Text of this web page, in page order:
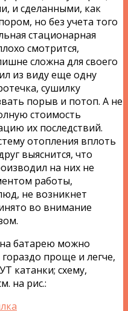
и сделанными, как
но без учета того
стационарная
смотрится,
сложна для своего
из виду еще одну
сушилку
порыв и потоп. А не
стоимость
их последствий.
отопления вплоть
выяснится, что
на них не
работы,
не возникнет
во внимание
батарею можно
проще и легче,
катанки; схему,
на рис.: